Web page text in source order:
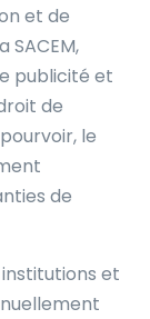
et de
SACEM,
publicité et
de
le
de
et